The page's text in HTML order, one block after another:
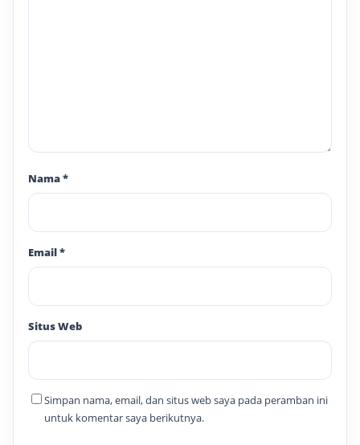
Nama*
Email*
Situs Web
Simpan nama, email, dan situs web saya pada peramban ini
untuk komentar saya berikutnya.